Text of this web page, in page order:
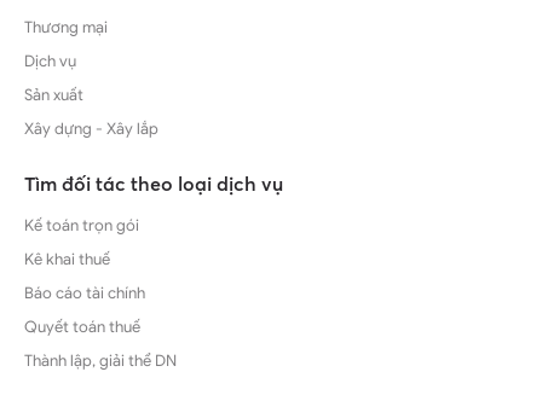
Thương mại
Dịch vụ
Sản xuất
Xây dựng - Xây lắp
Tìm đối tác theo loại dịch vụ
Kế toán trọn gói
Kê khai thuế
Báo cáo tài chính
Quyết toán thuế
Thành lập, giải thể DN